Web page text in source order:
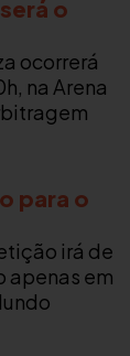
o
ocorrerá
na Arena
para o
irá de
apenas em